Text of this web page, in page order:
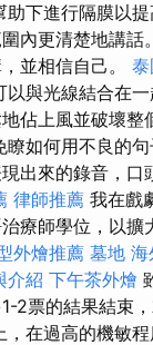
助下進行隔膜以
內更清楚地講話
並相信自己。
以與光線結合在
佔上風並破壞整
瞭如何用不良的
出來的錄音，口
律師推薦 我在戲
療師學位，以擴
外燴推薦 墓地 海
介紹 下午茶外燴
2票的結果結束
在過高的機敏程